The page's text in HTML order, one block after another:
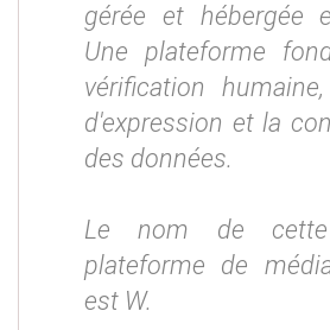
gérée et hébergée
Une plateforme
vérification
d'expression et la
des données.
Le nom de cette
plateforme de
est W.